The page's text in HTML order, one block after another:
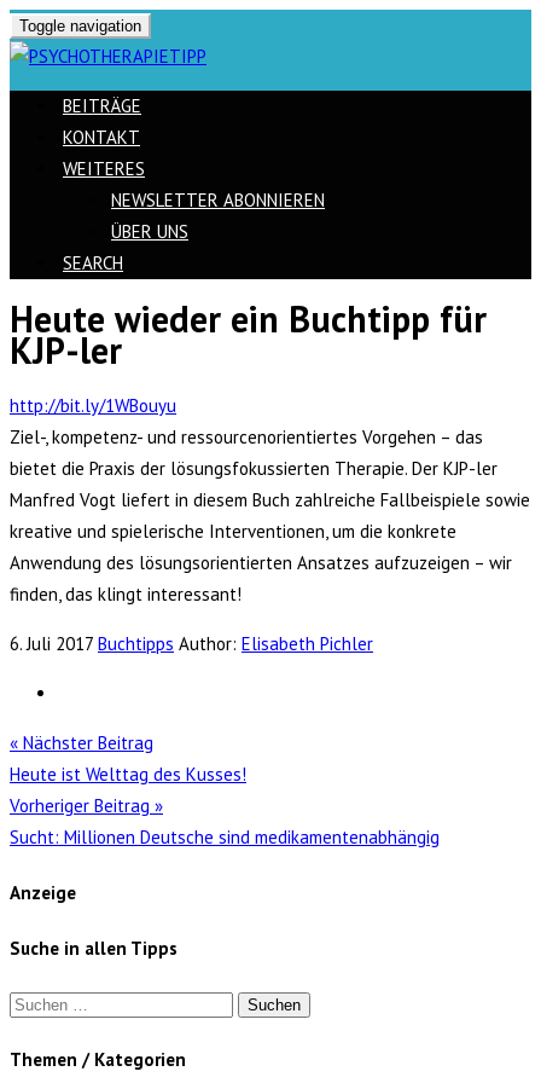
Toggle navigation
BEITRÄGE
KONTAKT
WEITERES
NEWSLETTER ABONNIEREN
ÜBER UNS
SEARCH
Skip
to
Heute wieder ein Buchtipp für
KJP-ler
http://bit.ly/1WBouyu
Ziel-, kompetenz- und ressourcenorientiertes Vorgehen – das
bietet die Praxis der lösungsfokussierten Therapie. Der KJP-ler
Manfred Vogt liefert in diesem Buch zahlreiche Fallbeispiele sowie
kreative und spielerische Interventionen, um die konkrete
Anwendung des lösungsorientierten Ansatzes aufzuzeigen – wir
finden, das klingt interessant!
6. Juli 2017 Buchtipps Author: Elisabeth Pichler
« Nächster Beitrag
Heute ist Welttag des Kusses!
Vorheriger Beitrag »
Sucht: Millionen Deutsche sind medikamentenabhängig
Anzeige
Suche in allen Tipps
Suchen
Themen / Kategorien